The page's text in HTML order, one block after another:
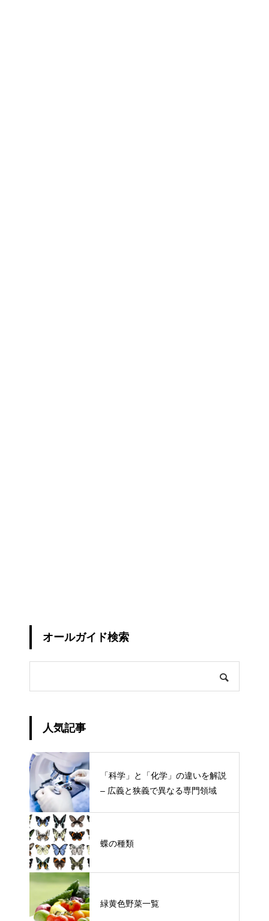
オールガイド検索
人気記事
「科学」と「化学」の違いを解説
– 広義と狭義で異なる専門領域
蝶の種類
緑黄色野菜一覧